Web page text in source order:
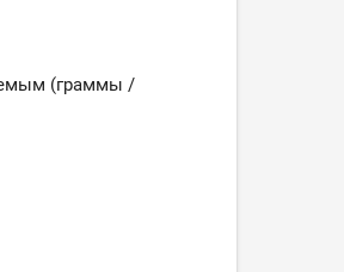
(граммы /